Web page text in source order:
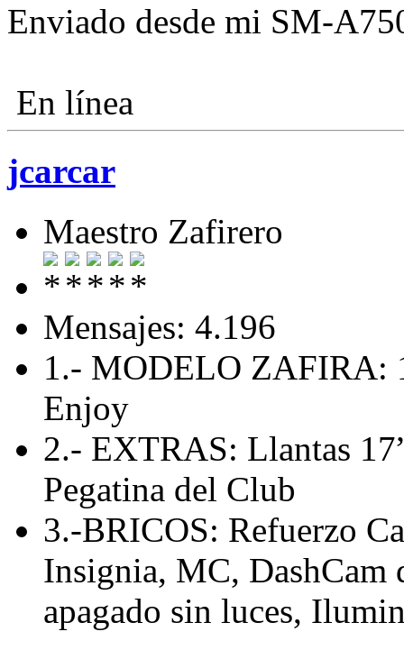
Enviado desde mi SM-
En línea
jcarcar
Maestro Zafirero
Mensajes: 4.196
1.- MODELO ZAFIRA:
Enjoy
2.- EXTRAS: Llantas
Pegatina del Club
3.-BRICOS: Refuerzo
Insignia, MC, DashCam
apagado sin luces,